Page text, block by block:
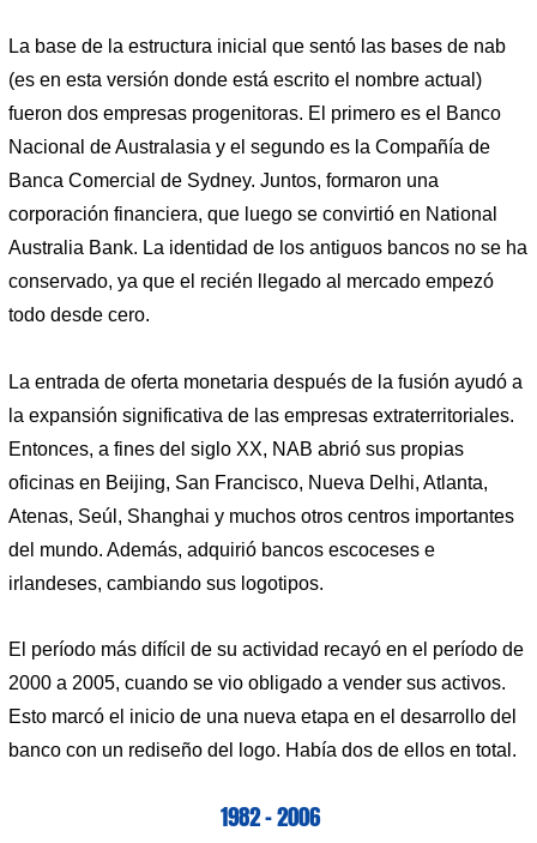
La base de la estructura inicial que sentó las bases de nab
(es en esta versión donde está escrito el nombre actual)
fueron dos empresas progenitoras. El primero es el Banco
Nacional de Australasia y el segundo es la Compañía de
Banca Comercial de Sydney. Juntos, formaron una
corporación financiera, que luego se convirtió en National
Australia Bank. La identidad de los antiguos bancos no se ha
conservado, ya que el recién llegado al mercado empezó
todo desde cero.
La entrada de oferta monetaria después de la fusión ayudó a
la expansión significativa de las empresas extraterritoriales.
Entonces, a fines del siglo XX, NAB abrió sus propias
oficinas en Beijing, San Francisco, Nueva Delhi, Atlanta,
Atenas, Seúl, Shanghai y muchos otros centros importantes
del mundo. Además, adquirió bancos escoceses e
irlandeses, cambiando sus logotipos.
El período más difícil de su actividad recayó en el período de
2000 a 2005, cuando se vio obligado a vender sus activos.
Esto marcó el inicio de una nueva etapa en el desarrollo del
banco con un rediseño del logo. Había dos de ellos en total.
1982 – 2006